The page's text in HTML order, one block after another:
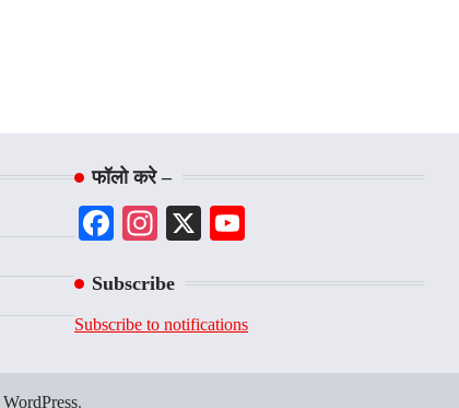
फॉलो करे –
Facebook
Instagram
X
Subscribe
Subscribe to notifications
WordPress.